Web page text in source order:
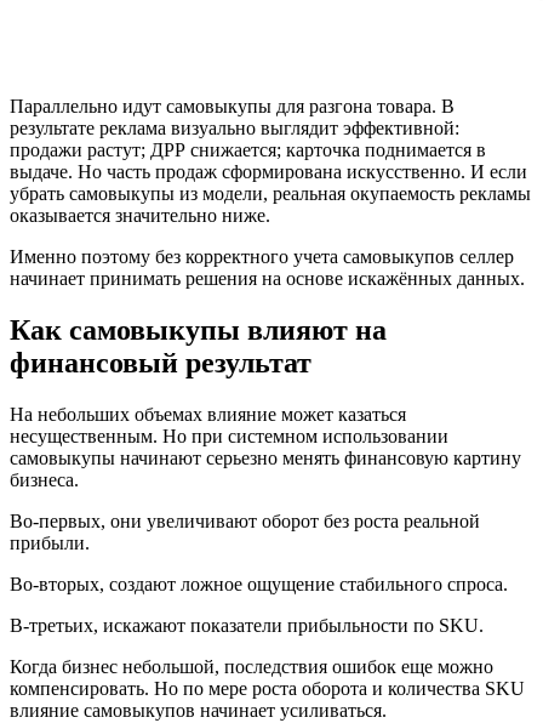
Параллельно идут самовыкупы для разгона товара. В
результате реклама визуально выглядит эффективной:
продажи растут; ДРР снижается; карточка поднимается в
выдаче. Но часть продаж сформирована искусственно. И если
убрать самовыкупы из модели, реальная окупаемость рекламы
оказывается значительно ниже.
Именно поэтому без корректного учета самовыкупов селлер
начинает принимать решения на основе искажённых данных.
Как самовыкупы влияют на
финансовый результат
На небольших объемах влияние может казаться
несущественным. Но при системном использовании
самовыкупы начинают серьезно менять финансовую картину
бизнеса.
Во-первых, они увеличивают оборот без роста реальной
прибыли.
Во-вторых, создают ложное ощущение стабильного спроса.
В-третьих, искажают показатели прибыльности по SKU.
Когда бизнес небольшой, последствия ошибок еще можно
компенсировать. Но по мере роста оборота и количества SKU
влияние самовыкупов начинает усиливаться.